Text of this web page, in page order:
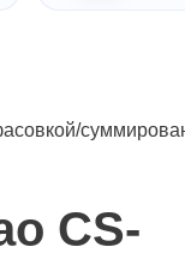
CS-